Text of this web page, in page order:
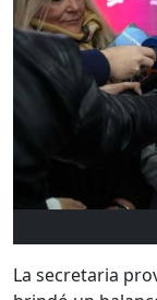
La secretaria